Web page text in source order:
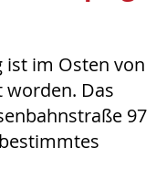
ist im Osten von
worden. Das
97